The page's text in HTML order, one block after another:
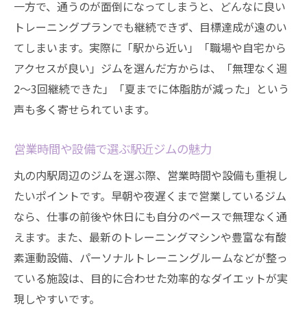
一方で、通うのが面倒になってしまうと、どんなに良い
トレーニングプランでも継続できず、目標達成が遠のい
てしまいます。実際に「駅から近い」「職場や自宅から
アクセスが良い」ジムを選んだ方からは、「無理なく週
2〜3回継続できた」「夏までに体脂肪が減った」という
声も多く寄せられています。
営業時間や設備で選ぶ駅近ジムの魅力
丸の内駅周辺のジムを選ぶ際、営業時間や設備も重視し
たいポイントです。早朝や夜遅くまで営業しているジム
なら、仕事の前後や休日にも自分のペースで無理なく通
えます。また、最新のトレーニングマシンや豊富な有酸
素運動設備、パーソナルトレーニングルームなどが整っ
ている施設は、目的に合わせた効率的なダイエットが実
現しやすいです。